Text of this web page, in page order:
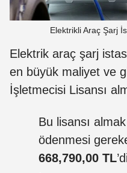
Elektrikli Araç Şarj
Elektrik araç şarj
en büyük maliyet ve
İşletmecisi Lisansı
Bu lisansı
ödenmesi
668,790,00 TL